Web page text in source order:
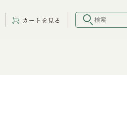
カート を見る